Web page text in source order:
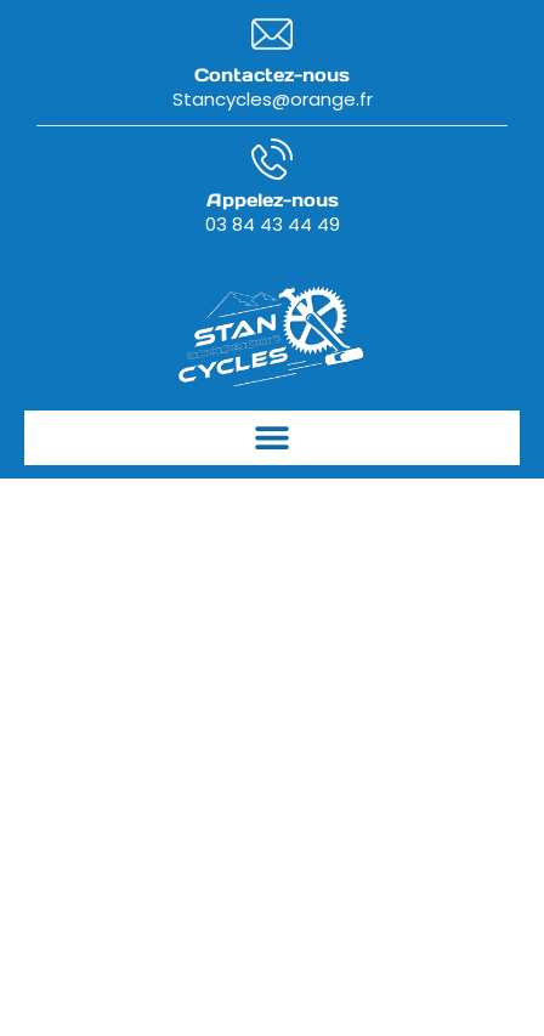
Contactez-nous
Stancycles@orange.fr
Appelez-nous
03 84 43 44 49